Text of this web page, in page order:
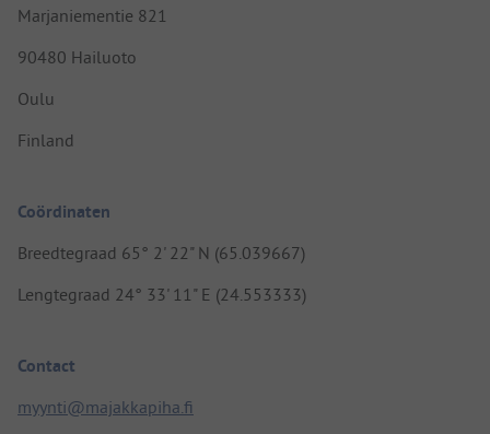
Marjaniementie 821
90480 Hailuoto
Oulu
Finland
Coördinaten
Breedtegraad 65° 2' 22" N (65.039667)
Lengtegraad 24° 33' 11" E (24.553333)
Contact
myynti@majakkapiha.fi